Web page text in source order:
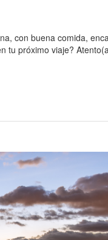
con buena comida,
tu próximo viaje?